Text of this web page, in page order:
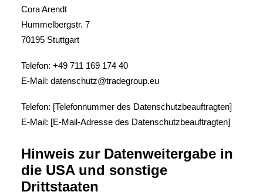
Cora Arendt
Hummelbergstr. 7
70195 Stuttgart
Telefon: +49 711 169 174 40
E-Mail: datenschutz@tradegroup.eu
Telefon: [Telefonnummer des Datenschutzbeauftragten]
E-Mail: [E-Mail-Adresse des Datenschutzbeauftragten]
Hinweis zur Datenweitergabe in
die USA und sonstige
Drittstaaten